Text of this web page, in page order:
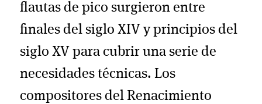
flautas de pico surgieron entre
finales del siglo XIV y principios del
siglo XV para cubrir una serie de
necesidades técnicas. Los
compositores del Renacimiento